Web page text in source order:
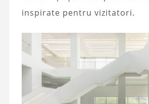
inspirate pentru vizitatori.